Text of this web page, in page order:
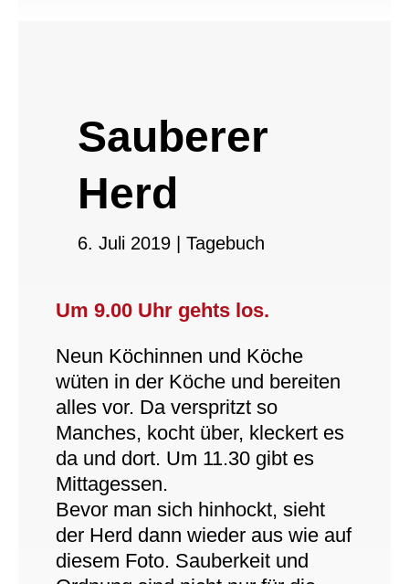
Sauberer
Herd
6. Juli 2019| Tagebuch
Um 9.00 Uhr gehts los.
Neun Köchinnen und Köche
wüten in der Köche und bereiten
alles vor. Da verspritzt so
Manches, kocht über, kleckert es
da und dort. Um 11.30 gibt es
Mittagessen.
Bevor man sich hinhockt, sieht
der Herd dann wieder aus wie auf
diesem Foto. Sauberkeit und